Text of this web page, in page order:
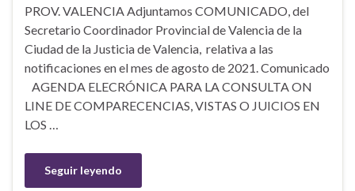
PROV. VALENCIA Adjuntamos COMUNICADO, del
Secretario Coordinador Provincial de Valencia de la
Ciudad de la Justicia de Valencia, relativa a las
notificaciones en el mes de agosto de 2021. Comunicado
AGENDA ELECRÓNICA PARA LA CONSULTA ON
LINE DE COMPARECENCIAS, VISTAS O JUICIOS EN
LOS …
Seguir leyendo